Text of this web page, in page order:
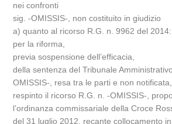
nei confronti
sig. -OMISSIS-, non costituito in giudizio
a) quanto al ricorso R.G. n. 9962 del 2014:
per la riforma,
previa sospensione dell’efficacia,
della sentenza del Tribunale
OMISSIS-, resa tra le parti e non
respinto il ricorso R.G. n. -OMISSIS-,
l’ordinanza commissariale della Croce
del 31 luglio 2012, recante collocamento